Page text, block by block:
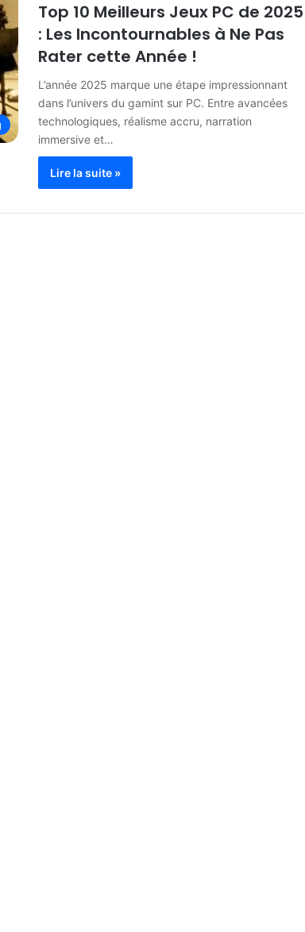
Top 10 Meilleurs Jeux PC de 2025
: Les Incontournables à Ne Pas
Rater cette Année !
L’année 2025 marque une étape impressionnant
dans l’univers du gamint sur PC. Entre avancées
technologiques, réalisme accru, narration
immersive et…
Lire la suite »